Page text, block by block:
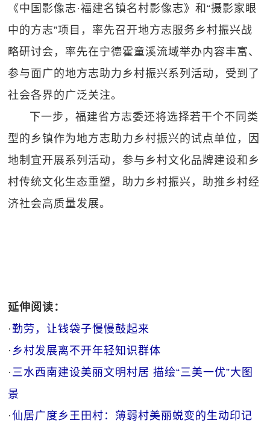
《中国影像志·福建名镇名村影像志》和“摄影家眼
中的方志”项目，率先召开地方志服务乡村振兴战
略研讨会，率先在宁德霍童溪流域举办内容丰富、
参与面广的地方志助力乡村振兴系列活动，受到了
社会各界的广泛关注。
下一步，福建省方志委还将选择若干个不同类
型的乡镇作为地方志助力乡村振兴的试点单位，因
地制宜开展系列活动，参与乡村文化品牌建设和乡
村传统文化生态重塑，助力乡村振兴，助推乡村经
济社会高质量发展。
延伸阅读：
·勤劳，让钱袋子慢慢鼓起来
· 乡村发展离不开年轻知识群体
· 三水西南建设美丽文明村居 描绘“三美一优”大图
景
·仙居广度乡王田村：薄弱村美丽蜕变的生动印记